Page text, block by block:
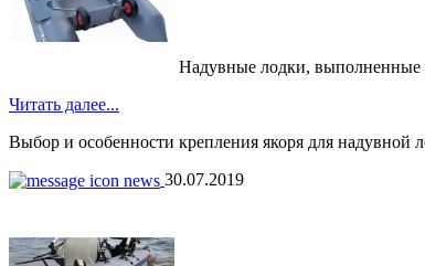
Надувные лодки, выполненные
Читать далее...
Выбор и особенности крепления якоря для надувной
30.07.2019